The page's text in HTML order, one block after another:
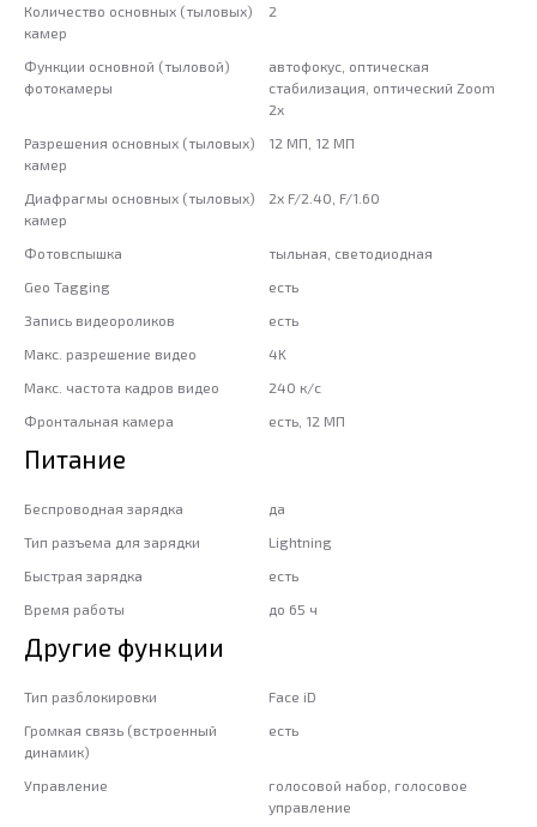
Количество основных (тыловых)
камер
2
Функции основной (тыловой)
фотокамеры
автофокус, оптическая
стабилизация, оптический Zoom
2x
Разрешения основных (тыловых)
камер
12 МП, 12 МП
Диафрагмы основных (тыловых)
камер
2x F/2.40, F/1.60
Фотовспышка
тыльная, светодиодная
Geo Tagging
есть
Запись видеороликов
есть
Макс. разрешение видео
4K
Макс. частота кадров видео
240 к/с
Фронтальная камера
есть, 12 МП
Питание
Беспроводная зарядка
да
Тип разъема для зарядки
Lightning
Быстрая зарядка
есть
Время работы
до 65 ч
Другие функции
Тип разблокировки
Face iD
Громкая связь (встроенный
динамик)
есть
Управление
голосовой набор, голосовое
управление